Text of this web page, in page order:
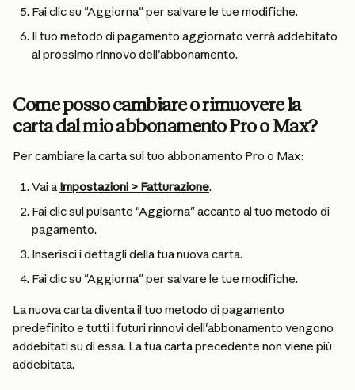
Fai clic su "Aggiorna" per salvare le tue modifiche.
Il tuo metodo di pagamento aggiornato verrà addebitato
al prossimo rinnovo dell'abbonamento.
Come posso cambiare o rimuovere la
carta dal mio abbonamento Pro o Max?
Per cambiare la carta sul tuo abbonamento Pro o Max:
Vai a Impostazioni > Fatturazione.
Fai clic sul pulsante "Aggiorna" accanto al tuo metodo di
pagamento.
Inserisci i dettagli della tua nuova carta.
Fai clic su "Aggiorna" per salvare le tue modifiche.
La nuova carta diventa il tuo metodo di pagamento
predefinito e tutti i futuri rinnovi dell'abbonamento vengono
addebitati su di essa. La tua carta precedente non viene più
addebitata.